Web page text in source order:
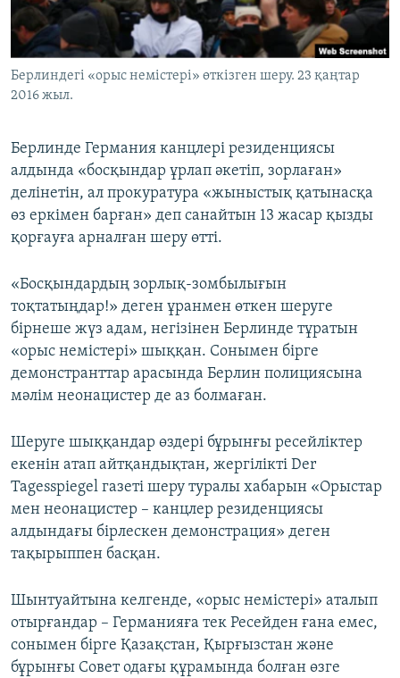
ЖАЗЫЛЫҢЫЗ
Басқа тілдерде
Берлиндегі «орыс немістері» өткізген шеру. 23 қаңтар
2016 жыл.
Берлинде Германия канцлері резиденциясы
алдында «босқындар ұрлап әкетіп, зорлаған»
делінетін, ал прокуратура «жыныстық қатынасқа
өз еркімен барған» деп санайтын 13 жасар қызды
қорғауға арналған шеру өтті.
«Босқындардың зорлық-зомбылығын
тоқтатыңдар!» деген ұранмен өткен шеруге
бірнеше жүз адам, негізінен Берлинде тұратын
«орыс немістері» шыққан. Сонымен бірге
демонстранттар арасында Берлин полициясына
мәлім неонацистер де аз болмаған.
Шеруге шыққандар өздері бұрынғы ресейліктер
екенін атап айтқандықтан, жергілікті Der
Tagesspiegel газеті шеру туралы хабарын «Орыстар
мен неонацистер – канцлер резиденциясы
алдындағы бірлескен демонстрация» деген
тақырыппен басқан.
Шынтуайтына келгенде, «орыс немістері» аталып
отырғандар – Германияға тек Ресейден ғана емес,
сонымен бірге Қазақстан, Қырғызстан және
бұрынғы Совет одағы құрамында болған өзге